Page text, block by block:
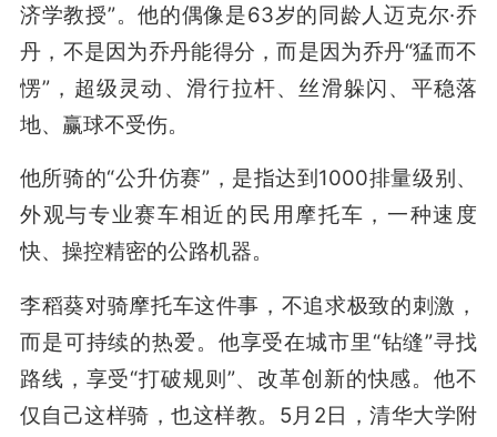
济学教授”。他的偶像是63岁的同龄人迈克尔·乔
丹，不是因为乔丹能得分，而是因为乔丹“猛而不
愣”，超级灵动、滑行拉杆、丝滑躲闪、平稳落
地、赢球不受伤。
他所骑的“公升仿赛”，是指达到1000排量级别、
外观与专业赛车相近的民用摩托车，一种速度
快、操控精密的公路机器。
李稻葵对骑摩托车这件事，不追求极致的刺激，
而是可持续的热爱。他享受在城市里“钻缝”寻找
路线，享受“打破规则”、改革创新的快感。他不
仅自己这样骑，也这样教。5月2日，清华大学附